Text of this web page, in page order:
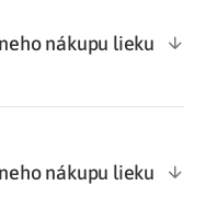
nákupu lieku
nákupu lieku